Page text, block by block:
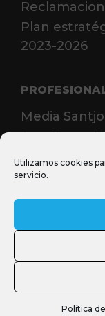
Utilizamos cookies
servicio.
Política
Plan
2023-2026
Media
Sant Josep
MICE
Casos de
Prensa